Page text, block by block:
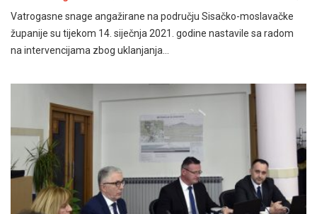
Vatrogasne snage angažirane na području Sisačko-moslavačke
županije su tijekom 14. siječnja 2021. godine nastavile sa radom
na intervencijama zbog uklanjanja…